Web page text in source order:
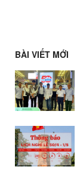
BÀI VIẾT MỚI